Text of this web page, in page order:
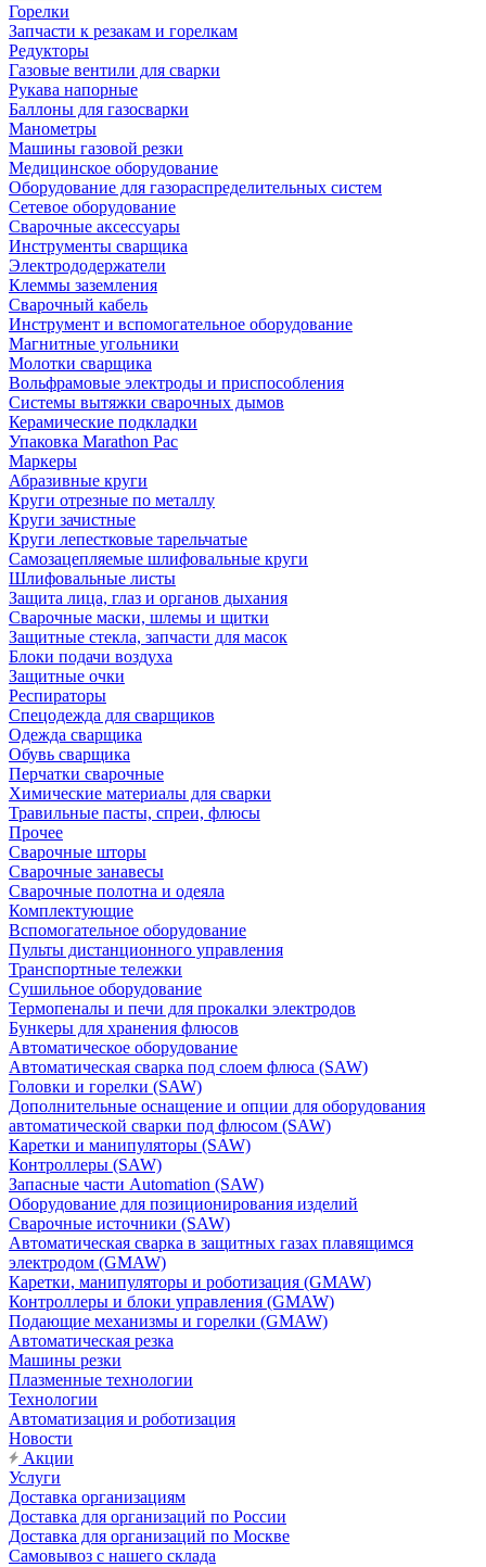
Горелки
Запчасти к резакам и горелкам
Редукторы
Газовые вентили для сварки
Рукава напорные
Баллоны для газосварки
Манометры
Машины газовой резки
Медицинское оборудование
Оборудование для газораспределительных систем
Сетевое оборудование
Сварочные аксессуары
Инструменты сварщика
Электрододержатели
Клеммы заземления
Сварочный кабель
Инструмент и вспомогательное оборудование
Магнитные угольники
Молотки сварщика
Вольфрамовые электроды и приспособления
Системы вытяжки сварочных дымов
Керамические подкладки
Упаковка Marathon Pac
Маркеры
Абразивные круги
Круги отрезные по металлу
Круги зачистные
Круги лепестковые тарельчатые
Самозацепляемые шлифовальные круги
Шлифовальные листы
Защита лица, глаз и органов дыхания
Сварочные маски, шлемы и щитки
Защитные стекла, запчасти для масок
Блоки подачи воздуха
Защитные очки
Респираторы
Спецодежда для сварщиков
Одежда сварщика
Обувь сварщика
Перчатки сварочные
Химические материалы для сварки
Травильные пасты, спреи, флюсы
Прочее
Сварочные шторы
Сварочные занавесы
Сварочные полотна и одеяла
Комплектующие
Вспомогательное оборудование
Пульты дистанционного управления
Транспортные тележки
Сушильное оборудование
Термопеналы и печи для прокалки электродов
Бункеры для хранения флюсов
Автоматическое оборудование
Автоматическая сварка под слоем флюса (SAW)
Головки и горелки (SAW)
Дополнительные оснащение и опции для оборудования
автоматической сварки под флюсом (SAW)
Каретки и манипуляторы (SAW)
Контроллеры (SAW)
Запасные части Automation (SAW)
Оборудование для позиционирования изделий
Сварочные источники (SAW)
Автоматическая сварка в защитных газах плавящимся
электродом (GMAW)
Каретки, манипуляторы и роботизация (GMAW)
Контроллеры и блоки управления (GMAW)
Подающие механизмы и горелки (GMAW)
Автоматическая резка
Машины резки
Плазменные технологии
Технологии
Автоматизация и роботизация
Новости
Акции
Услуги
Доставка организациям
Доставка для организаций по России
Доставка для организаций по Москве
Самовывоз с нашего склада